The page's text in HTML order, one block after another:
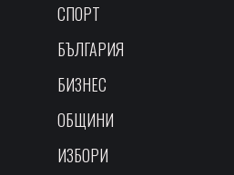
СПОРТ
БЪЛГАРИЯ
БИЗНЕС
ОБЩИНИ
ИЗБОРИ